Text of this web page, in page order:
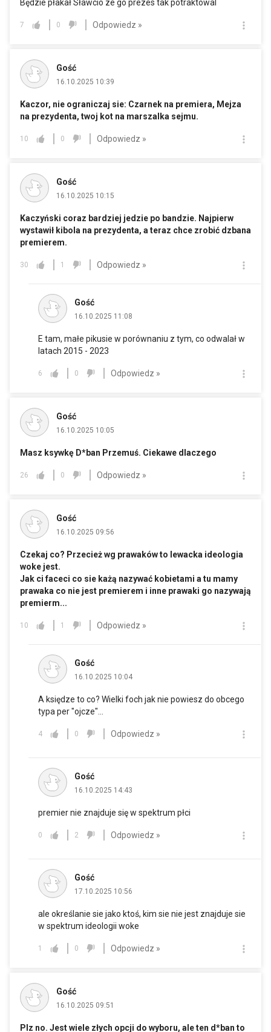
Będzie płakał Sławcio ze go prezes tak potraktowal
7 0 Odpowiedz »
Gość
16.10.2025 10:39
Kaczor, nie ograniczaj sie: Czarnek na premiera, Mejza
na prezydenta, twoj kot na marszalka sejmu.
10 0 Odpowiedz »
Gość
16.10.2025 10:15
Kaczyński coraz bardziej jedzie po bandzie. Najpierw
wystawił kibola na prezydenta, a teraz chce zrobić dzbana
premierem.
30 1 Odpowiedz »
Gość
16.10.2025 11:08
E tam, małe pikusie w porównaniu z tym, co odwalał w
latach 2015 - 2023
6 0 Odpowiedz »
Gość
16.10.2025 10:05
Masz ksywkę D*ban Przemuś. Ciekawe dlaczego
26 0 Odpowiedz »
Gość
16.10.2025 09:56
Czekaj co? Przecież wg prawaków to lewacka ideologia
woke jest.
Jak ci faceci co sie każą nazywać kobietami a tu mamy
prawaka co nie jest premierem i inne prawaki go nazywają
premierm...
10 1 Odpowiedz »
Gość
16.10.2025 10:04
A księdze to co? Wielki foch jak nie powiesz do obcego
typa per "ojcze"...
4 0 Odpowiedz »
Gość
16.10.2025 14:43
premier nie znajduje się w spektrum płci
0 2 Odpowiedz »
Gość
17.10.2025 10:56
ale określanie sie jako ktoś, kim sie nie jest znajduje sie
w spektrum ideologii woke
1 0 Odpowiedz »
Gość
16.10.2025 09:51
Plz no. Jest wiele złych opcji do wyboru, ale ten d*ban to